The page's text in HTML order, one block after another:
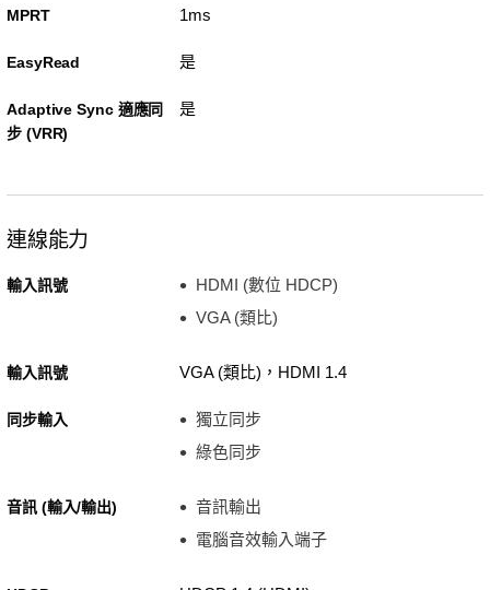
MPRT 1ms
EasyRead 是
Adaptive Sync 適應同
步 (VRR)
是
連線能力
輸入訊號
HDMI (數位 HDCP)
VGA (類比)
輸入訊號 VGA (類比)，HDMI 1.4
同步輸入
獨立同步
綠色同步
音訊 (輸入/輸出)
音訊輸出
電腦音效輸入端子